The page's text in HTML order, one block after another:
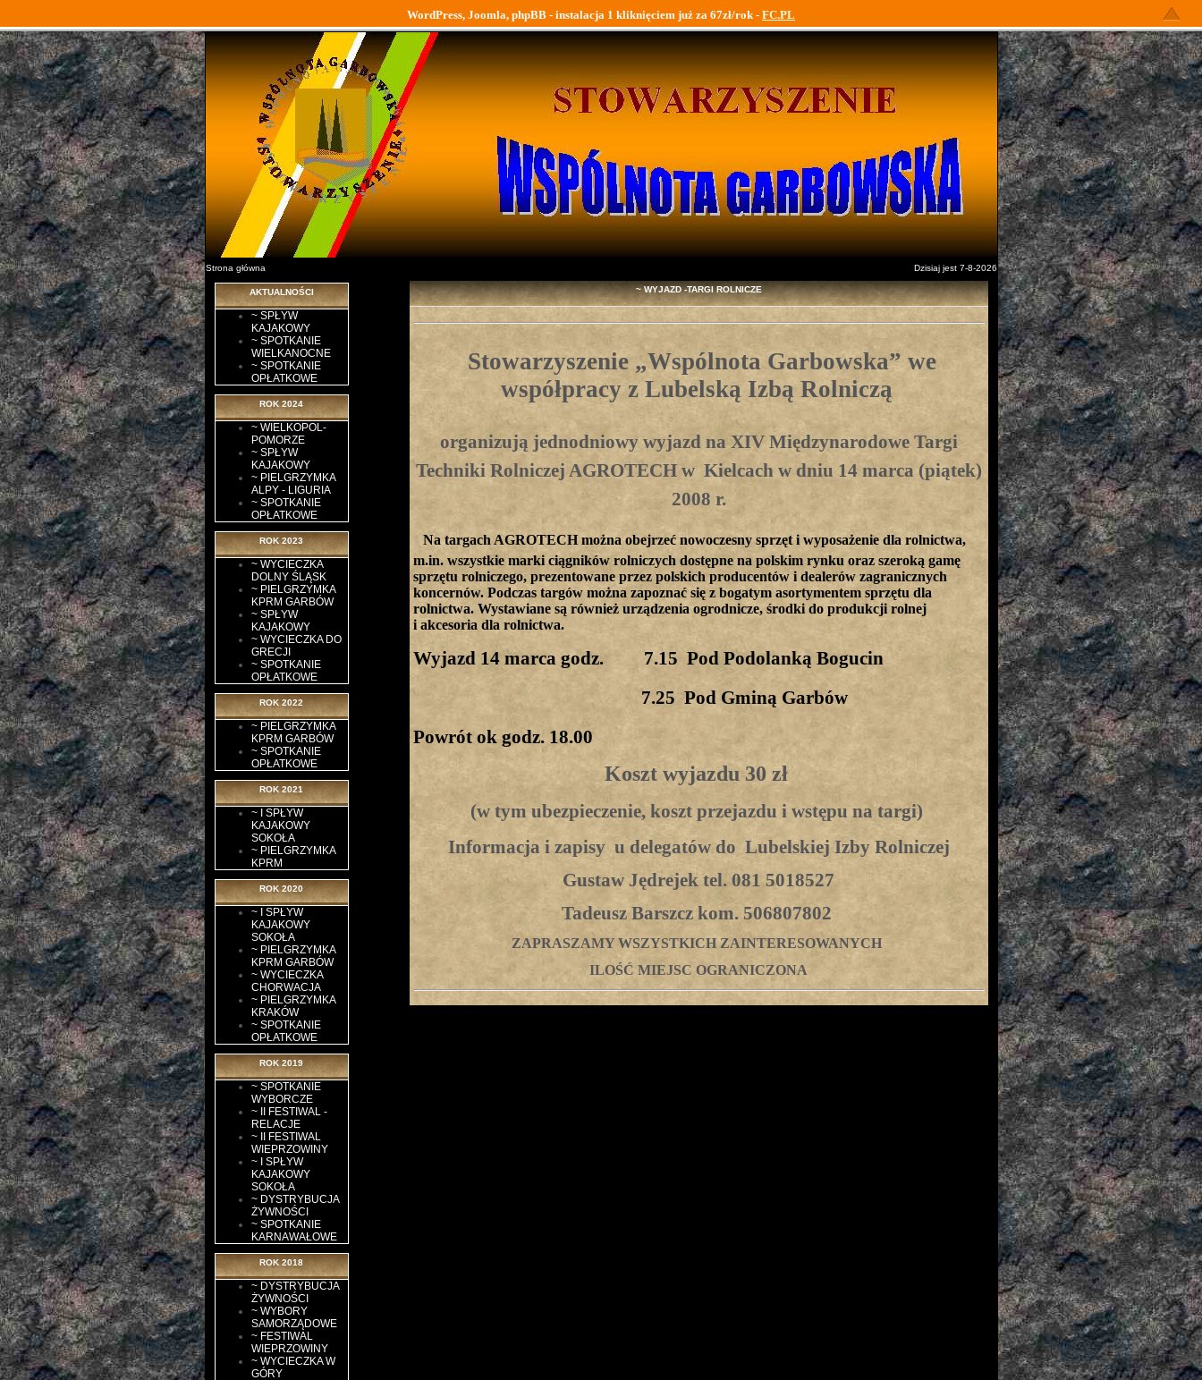
WordPress, Joomla, phpBB - instalacja 1 kliknięciem już za 67zł/rok - FC.PL
Strona główna Dzisiaj jest 7-8-2026
AKTUALNOŚCI
~ SPŁYW
KAJAKOWY
~ SPOTKANIE
WIELKANOCNE
~ SPOTKANIE
OPŁATKOWE
ROK 2024
~ WIELKOPOL-
POMORZE
~ SPŁYW
KAJAKOWY
~ PIELGRZYMKA
ALPY - LIGURIA
~ SPOTKANIE
OPŁATKOWE
ROK 2023
~ WYCIECZKA
DOLNY ŚLĄSK
~ PIELGRZYMKA
KPRM GARBÓW
~ SPŁYW
KAJAKOWY
~ WYCIECZKA DO
GRECJI
~ SPOTKANIE
OPŁATKOWE
ROK 2022
~ PIELGRZYMKA
KPRM GARBÓW
~ SPOTKANIE
OPŁATKOWE
ROK 2021
~ I SPŁYW
KAJAKOWY
SOKOŁA
~ PIELGRZYMKA
KPRM
ROK 2020
~ I SPŁYW
KAJAKOWY
SOKOŁA
~ PIELGRZYMKA
KPRM GARBÓW
~ WYCIECZKA
CHORWACJA
~ PIELGRZYMKA
KRAKÓW
~ SPOTKANIE
OPŁATKOWE
ROK 2019
~ SPOTKANIE
WYBORCZE
~ II FESTIWAL -
RELACJE
~ II FESTIWAL
WIEPRZOWINY
~ I SPŁYW
KAJAKOWY
SOKOŁA
~ DYSTRYBUCJA
ŻYWNOŚCI
~ SPOTKANIE
KARNAWAŁOWE
ROK 2018
~ DYSTRYBUCJA
ŻYWNOŚCI
~ WYBORY
SAMORZĄDOWE
~ FESTIWAL
WIEPRZOWINY
~ WYCIECZKA W
GÓRY
~ WYJAZD -TARGI ROLNICZE
Stowarzyszenie „Wspólnota Garbowska” we
współpracy z Lubelską Izbą Rolniczą
organizują jednodniowy wyjazd na XIV Międzynarodowe Targi
Techniki Rolniczej AGROTECH w Kielcach w dniu 14 marca (piątek)
2008 r.
Na targach AGROTECH można obejrzeć nowoczesny sprzęt i wyposażenie dla rolnictwa,
m.in. wszystkie marki ciągników rolniczych dostępne na polskim rynku oraz szeroką gamę
sprzętu rolniczego, prezentowane przez polskich producentów i dealerów zagranicznych
koncernów. Podczas targów można zapoznać się z bogatym asortymentem sprzętu dla
rolnictwa. Wystawiane są również urządzenia ogrodnicze, środki do produkcji rolnej
i akcesoria dla rolnictwa.
Wyjazd 14 marca godz. 7.15 Pod Podolanką Bogucin
7.25 Pod Gminą Garbów
Powrót ok godz. 18.00
Koszt wyjazdu 30 zł
(w tym ubezpieczenie, koszt przejazdu i wstępu na targi)
Informacja i zapisy u delegatów do Lubelskiej Izby Rolniczej
Gustaw Jędrejek tel. 081 5018527
Tadeusz Barszcz kom. 506807802
ZAPRASZAMY WSZYSTKICH ZAINTERESOWANYCH
ILOŚĆ MIEJSC OGRANICZONA